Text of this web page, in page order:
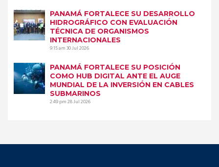
PANAMÁ FORTALECE SU DESARROLLO
HIDROGRÁFICO CON EVALUACIÓN
TÉCNICA DE ORGANISMOS
INTERNACIONALES
9:15 am30 Jul 2026
PANAMÁ FORTALECE SU POSICIÓN
COMO HUB DIGITAL ANTE EL AUGE
MUNDIAL DE LA INVERSIÓN EN CABLES
SUBMARINOS
2:49 pm28 Jul 2026